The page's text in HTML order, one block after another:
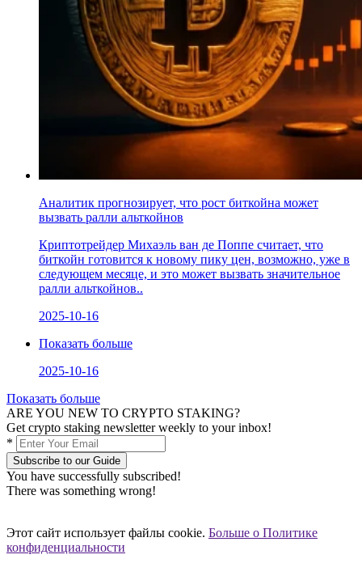
Аналитик прогнозирует, что рост биткойна может
вызвать ралли альткойнов
Криптотрейдер Михаэль ван де Поппе считает, что
биткойн готовится к новому пику цен, возможно, уже в
следующем месяце, и это может вызвать значительное
ралли альткойнов..
2025-10-16
Показать больше
2025-10-16
Показать больше
ARE YOU NEW TO CRYPTO STAKING?
Get crypto staking newsletter weekly to your inbox!
*
Subscribe to our Guide
You have successfully subscribed!
There was something wrong!
Этот сайт использует файлы cookie. Больше о Политике
конфиденциальности